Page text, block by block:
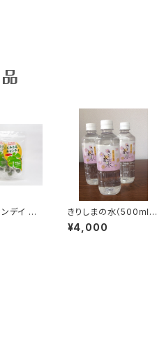
デイ 70
シュガー
機茶葉
きりしまの水（500ml×
30本入）
¥4,000